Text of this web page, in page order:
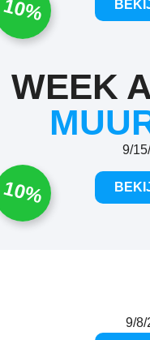
10%
WEEK
10%
9/
9/8/